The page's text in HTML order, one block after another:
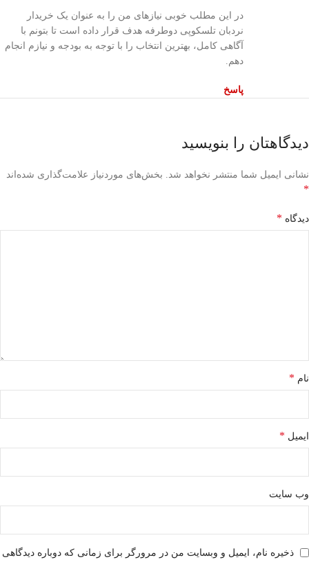
در این مطلب خوبی نیازهای من را به عنوان یک خریدار
نردبان تلسکوپی دوطرفه هدف قرار داده است تا بتونم با
آگاهی کامل، بهترین انتخاب را با توجه به بودجه و نیازم انجام
دهم.
پاسخ
دیدگاهتان را بنویسید
نشانی ایمیل شما منتشر نخواهد شد. بخش‌های موردنیاز علامت‌گذاری شده‌اند
*
دیدگاه *
نام *
ایمیل *
وب‌ سایت
ذخیره نام، ایمیل و وبسایت من در مرورگر برای زمانی که دوباره دیدگاهی